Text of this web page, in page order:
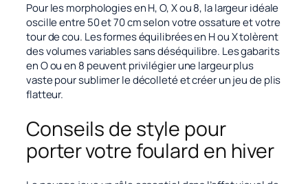
Pour les morphologies en H, O, X ou 8, la largeur idéale
oscille entre 50 et 70 cm selon votre ossature et votre
tour de cou. Les formes équilibrées en H ou X tolèrent
des volumes variables sans déséquilibre. Les gabarits
en O ou en 8 peuvent privilégier une largeur plus
vaste pour sublimer le décolleté et créer un jeu de plis
flatteur.
Conseils de style pour
porter votre foulard en hiver